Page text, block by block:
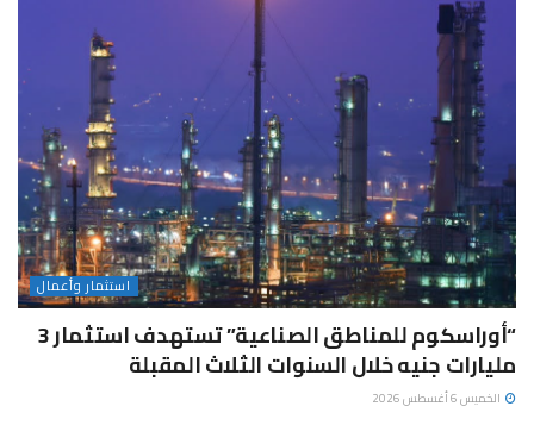
استثمار وأعمال
“أوراسكوم للمناطق الصناعية” تستهدف استثمار 3
مليارات جنيه خلال السنوات الثلاث المقبلة
الخميس 6 أغسطس 2026